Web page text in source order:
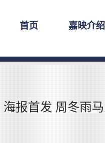
首页 嘉映介绍
海报首发 周冬雨